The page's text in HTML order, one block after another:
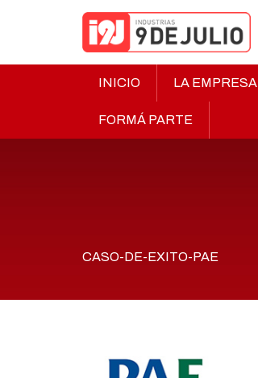
INICIO LA EMPRESA
FORMÁ PARTE
CASO-DE-EXITO-PAE